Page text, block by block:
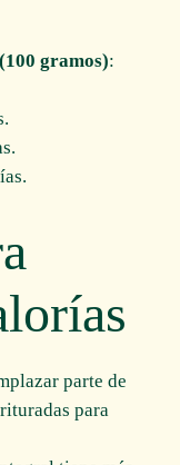
gramos):
parte de
para